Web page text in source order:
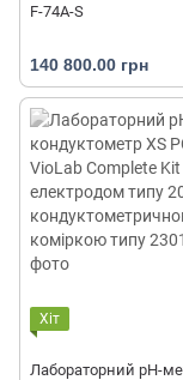
F-74A-S
140 800.00 грн
Хіт
Лабораторний pH-